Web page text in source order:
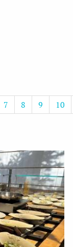
7 8 9 10